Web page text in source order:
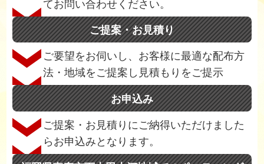
てお問い合わせください。
ご提案・お見積り
ご要望をお伺いし、お客様に最適な配布方
法・地域をご提案し見積もりをご提示
お申込み
ご提案・お見積りにご納得いただけました
らお申込みとなります。